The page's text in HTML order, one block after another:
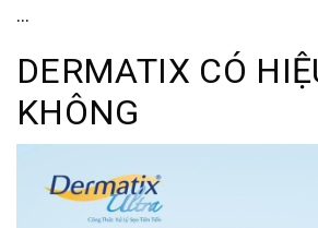
…
DERMATIX CÓ
KHÔNG